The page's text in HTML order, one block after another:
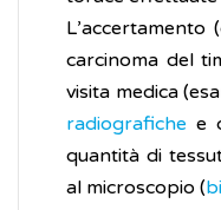
L’accertamento
carcinoma del
visita medica
radiografiche e
quantità di
al microscopio (